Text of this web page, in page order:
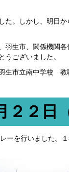
。しかし、明日
生市、関係機関
うございました。
教職員
２日
を行いました。